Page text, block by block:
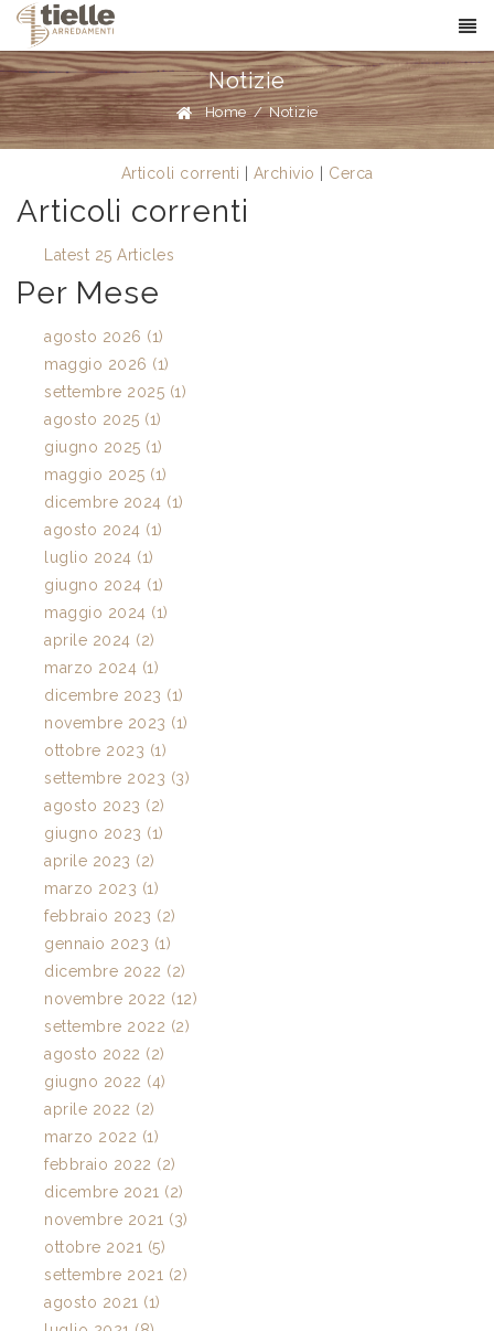
Notizie
Home / Notizie
Articoli correnti Archivio Cerca
Articoli correnti
Latest 25 Articles
Per Mese
agosto 2026 (1)
maggio 2026 (1)
settembre 2025 (1)
agosto 2025 (1)
giugno 2025 (1)
maggio 2025 (1)
dicembre 2024 (1)
agosto 2024 (1)
luglio 2024 (1)
giugno 2024 (1)
maggio 2024 (1)
aprile 2024 (2)
marzo 2024 (1)
dicembre 2023 (1)
novembre 2023 (1)
ottobre 2023 (1)
settembre 2023 (3)
agosto 2023 (2)
giugno 2023 (1)
aprile 2023 (2)
marzo 2023 (1)
febbraio 2023 (2)
gennaio 2023 (1)
dicembre 2022 (2)
novembre 2022 (12)
settembre 2022 (2)
agosto 2022 (2)
giugno 2022 (4)
aprile 2022 (2)
marzo 2022 (1)
febbraio 2022 (2)
dicembre 2021 (2)
novembre 2021 (3)
ottobre 2021 (5)
settembre 2021 (2)
agosto 2021 (1)